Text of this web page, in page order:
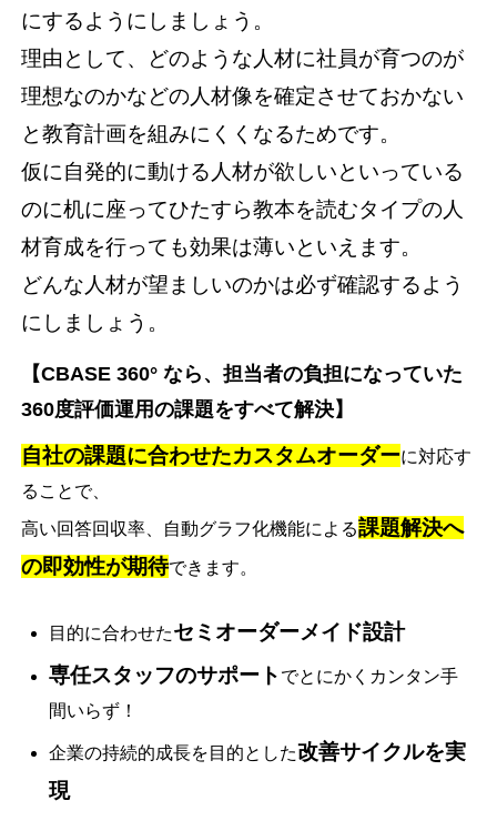
にするようにしましょう。
理由として、どのような人材に社員が育つのが
理想なのかなどの人材像を確定させておかない
と教育計画を組みにくくなるためです。
仮に自発的に動ける人材が欲しいといっている
のに机に座ってひたすら教本を読むタイプの人
材育成を行っても効果は薄いといえます。
どんな人材が望ましいのかは必ず確認するよう
にしましょう。
【CBASE 360° なら、担当者の負担になっていた
360度評価運用の課題をすべて解決】
自社の課題に合わせたカスタムオーダーに対応す
ることで、
高い回答回収率、自動グラフ化機能による課題解決へ
の即効性が期待できます。
目的に合わせたセミオーダーメイド設計
専任スタッフのサポート でとにかくカンタン手
間いらず！
企業の持続的成長を目的とした改善サイクルを実
現